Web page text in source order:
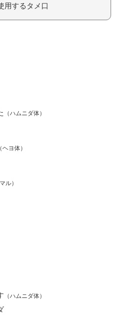
するタメ口
（ハムニダ体）
（ヘヨ体）
ル）
（ハムニダ体）